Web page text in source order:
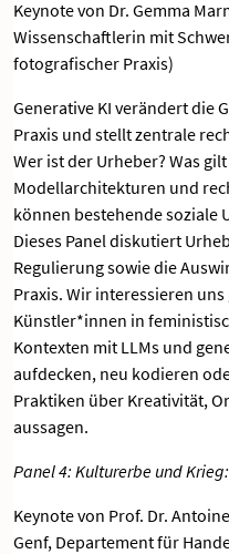
Keynote von Dr. Gemma
Wissenschaftlerin mit
fotografischer Praxis)
Generative KI verändert die
Praxis und stellt zentrale
Wer ist der Urheber? Was
Modellarchitekturen und
können bestehende soziale
Dieses Panel diskutiert
Regulierung sowie die
Praxis. Wir interessieren
Künstler*innen in
Kontexten mit LLMs und
aufdecken, neu kodieren
Praktiken über Kreativität,
aussagen.
Panel 4: Kulturerbe und
Keynote von Prof. Dr.
Genf, Departement für